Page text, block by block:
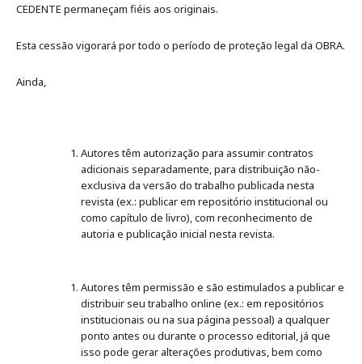
CEDENTE permaneçam fiéis aos originais.
Esta cessão vigorará por todo o período de proteção legal da OBRA.
Ainda,
Autores têm autorização para assumir contratos
adicionais separadamente, para distribuição não-
exclusiva da versão do trabalho publicada nesta
revista (ex.: publicar em repositório institucional ou
como capítulo de livro), com reconhecimento de
autoria e publicação inicial nesta revista.
Autores têm permissão e são estimulados a publicar e
distribuir seu trabalho online (ex.: em repositórios
institucionais ou na sua página pessoal) a qualquer
ponto antes ou durante o processo editorial, já que
isso pode gerar alterações produtivas, bem como